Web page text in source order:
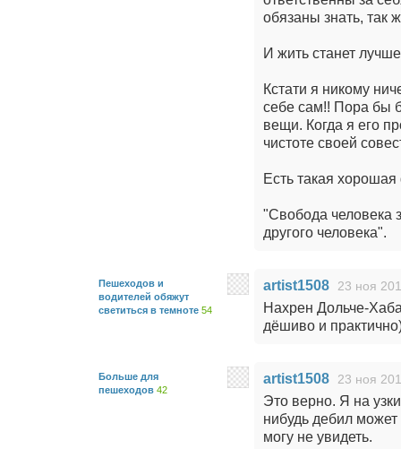
обязаны знать, так
И жить станет
Кстати я никому
себе сам!! Пора бы
вещи. Когда я его
чистоте своей
Есть такая
"Свобода человека
другого человека".
Пешеходов и
водителей обяжут
светиться в темноте 54
artist1508 23 ноя
Нахрен Дольче-
дёшиво и
Больше для
пешеходов 42
artist1508 23 ноя
Это верно. Я на
нибудь дебил
могу не увидеть.